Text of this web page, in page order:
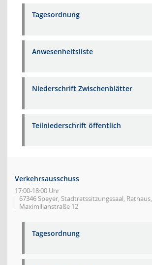
Tagesordnung
Anwesenheitsliste
Niederschrift Zwischenblätter
Teilniederschrift öffentlich
Verkehrsausschuss
17:00-18:00 Uhr
67346 Speyer, Stadtratssitzungssaal, Rathaus,
Maximilianstraße 12
Tagesordnung